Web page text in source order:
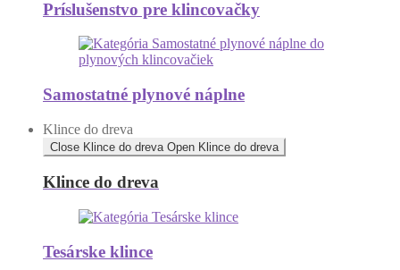
Príslušenstvo pre klincovačky
Samostatné plynové náplne
Klince do dreva
Close Klince do dreva Open Klince do dreva
Klince do dreva
Tesárske klince